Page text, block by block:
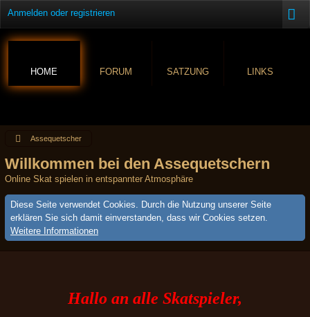
Anmelden oder registrieren
HOME FORUM SATZUNG LINKS
Assequetscher
Willkommen bei den Assequetschern
Online Skat spielen in entspannter Atmosphäre
Diese Seite verwendet Cookies. Durch die Nutzung unserer Seite
erklären Sie sich damit einverstanden, dass wir Cookies setzen.
Weitere Informationen
Hallo an alle Skatspieler,